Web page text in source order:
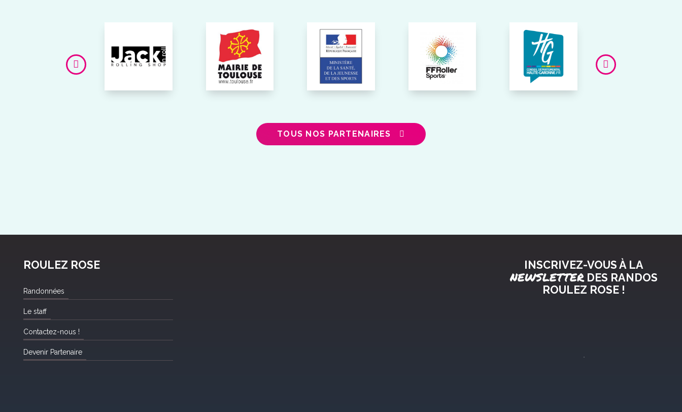
TOUS NOS PARTENAIRES
ROULEZ ROSE
Randonnées
Le staff
Contactez-nous !
Devenir Partenaire
INSCRIVEZ-VOUS À LA
NEWSLETTERDES RANDOS
ROULEZ ROSE !